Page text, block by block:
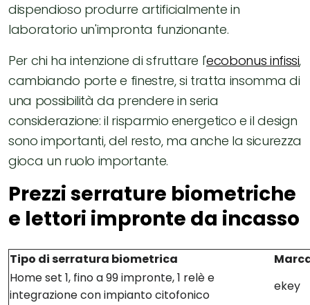
dispendioso produrre artificialmente in
laboratorio un'impronta funzionante.
Per chi ha intenzione di sfruttare l'ecobonus infissi,
cambiando porte e finestre, si tratta insomma di
una possibilità da prendere in seria
considerazione: il risparmio energetico e il design
sono importanti, del resto, ma anche la sicurezza
gioca un ruolo importante.
Prezzi serrature biometriche
e lettori impronte da incasso
Tipo di serratura biometrica
Home set 1, fino a 99 impronte, 1 relè e
integrazione con impianto citofonico
ekey